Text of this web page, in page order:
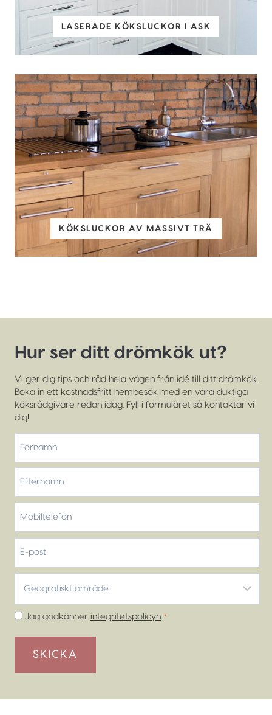
LASERADE KÖKSLUCKOR I ASK
KÖKSLUCKOR AV MASSIVT TRÄ
Hur ser ditt drömkök ut?
Vi ger dig tips och råd hela vägen från idé till ditt drömkök.
Boka in ett kostnadsfritt hembesök med en våra duktiga
köksrådgivare redan idag. Fyll i formuläret så kontaktar vi
dig!
Efternamn
post
område
*
Samtycke
Jag godkänner integritetspolicyn. *